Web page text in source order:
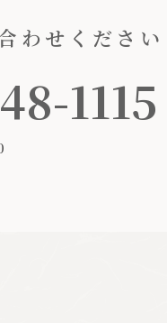
わせください
1115